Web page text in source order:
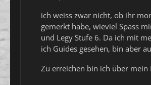
ich weiss zwar nicht, ob ihr
gemerkt habe, wieviel Spass
und Legy Stufe 6. Da ich mit
ich Guides gesehen, bin aber
Zu erreichen bin ich über mein